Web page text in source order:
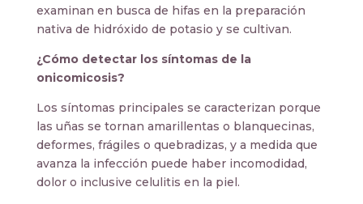
examinan en busca de hifas en la preparación
nativa de hidróxido de potasio y se cultivan.
¿Cómo detectar los síntomas de la
onicomicosis?
Los síntomas principales se caracterizan porque
las uñas se tornan amarillentas o blanquecinas,
deformes, frágiles o quebradizas, y a medida que
avanza la infección puede haber incomodidad,
dolor o inclusive celulitis en la piel.